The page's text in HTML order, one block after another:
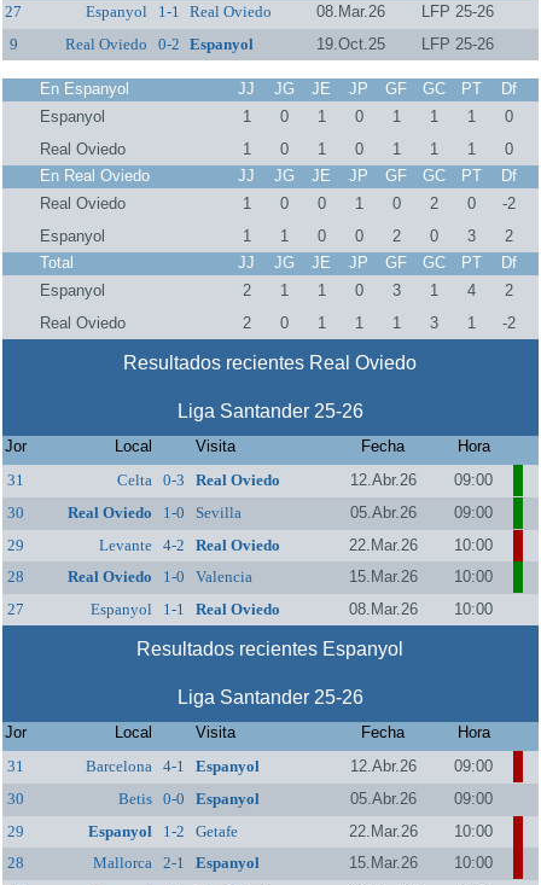
27
Espanyol 1-1 Real Oviedo 08.Mar.26
LFP 25-26
9
Real Oviedo 0-2 Espanyol 19.Oct.25 LFP 25-26
En Espanyol JJ JG JE JP GF GC PT
Df
Espanyol
1 0 1 0 1 1 1
0
Real Oviedo
1 0 1 0 1 1 1
0
En Real Oviedo
JJ JG JE JP GF GC PT
Df
Real Oviedo
1 0 0 1 0 2 0
-2
Espanyol
1 1 0 0 2 0 3
2
Total
JJ JG JE JP GF GC PT
Df
Espanyol
2 1 1 0 3 1 4
2
Real Oviedo
2 0 1 1 1 3 1 -2
Resultados recientes Real Oviedo
Liga Santander 25-26
Jor Local Visita Fecha
Hora
31
Celta 0-3 Real Oviedo 12.Abr.26
09:00
30
Real Oviedo 1-0 Sevilla 05.Abr.26
09:00
29
Levante 4-2 Real Oviedo 22.Mar.26
10:00
28
Real Oviedo 1-0 Valencia 15.Mar.26
10:00
27
Espanyol 1-1 Real Oviedo 08.Mar.26 10:00
Resultados recientes Espanyol
Liga Santander 25-26
Jor Local Visita Fecha
Hora
31
Barcelona 4-1 Espanyol 12.Abr.26
09:00
30
Betis 0-0 Espanyol 05.Abr.26
09:00
29
Espanyol 1-2 Getafe 22.Mar.26
10:00
28
Mallorca 2-1 Espanyol 15.Mar.26
10:00